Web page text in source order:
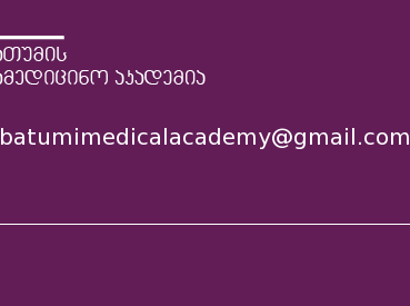
batumimedicalacademy@gmail.com